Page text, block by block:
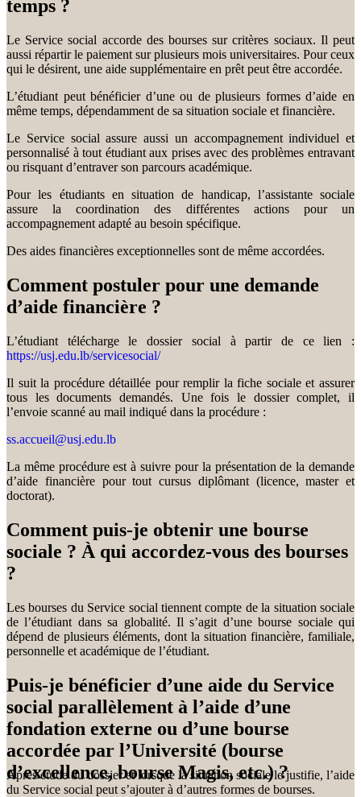
temps ?
Le Service social accorde des bourses sur critères sociaux. Il peut
aussi répartir le paiement sur plusieurs mois universitaires. Pour ceux
qui le désirent, une aide supplémentaire en prêt peut être accordée.
L’étudiant peut bénéficier d’une ou de plusieurs formes d’aide en
même temps, dépendamment de sa situation sociale et financière.
Le Service social assure aussi un accompagnement individuel et
personnalisé à tout étudiant aux prises avec des problèmes entravant
ou risquant d’entraver son parcours académique.
Pour les étudiants en situation de handicap, l’assistante sociale
assure la coordination des différentes actions pour un
accompagnement adapté au besoin spécifique.
Des aides financières exceptionnelles sont de même accordées.
Comment postuler pour une demande
d’aide financière ?
L’étudiant télécharge le dossier social à partir de ce lien :
https://usj.edu.lb/servicesocial/
Il suit la procédure détaillée pour remplir la fiche sociale et assurer
tous les documents demandés. Une fois le dossier complet, il
l’envoie scanné au mail indiqué dans la procédure :
ss.accueil@usj.edu.lb
La même procédure est à suivre pour la présentation de la demande
d’aide financière pour tout cursus diplômant (licence, master et
doctorat).
Comment puis-je obtenir une bourse
sociale ? À qui accordez-vous des bourses
?
Les bourses du Service social tiennent compte de la situation sociale
de l’étudiant dans sa globalité. Il s’agit d’une bourse sociale qui
dépend de plusieurs éléments, dont la situation financière, familiale,
personnelle et académique de l’étudiant.
Puis-je bénéficier d’une aide du Service
social parallèlement à l’aide d’une
fondation externe ou d’une bourse
accordée par l’Université (bourse
d’excellence, bourse Magis, etc.) ?
Après étude du dossier et lorsque la situation sociale le justifie, l’aide
du Service social peut s’ajouter à d’autres formes de bourses.